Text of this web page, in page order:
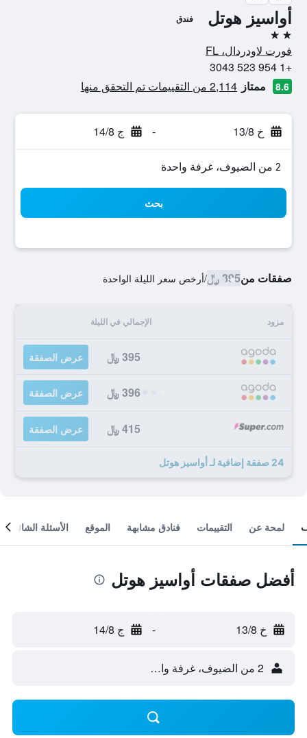
أواسيز هوتل فندق
2 نجمتين
فورت لاودردال، FL
+1 954 523 3043
8.6 ممتاز 2,114 من التقييمات تم التحقق منها
خ 13/8 - ج 14/8
2 من الضيوف، غرفة واحدة
بحث
صفقات من395 ﷼ /أرخص سعر الليلة الواحدة
مزود الإجمالي في الليلة
395 ﷼ عرض الصفقة
396 ﷼ عرض الصفقة
415 ﷼ عرض الصفقة
24 صفقة إضافية لـ أواسيز هوتل
لمحة عن التقييمات فنادق مشابهة الموقع الأسئلة الشائعة
أفضل صفقات أواسيز هوتل
خ 13/8 - ج 14/8
2 من الضيوف، غرفة واحدة